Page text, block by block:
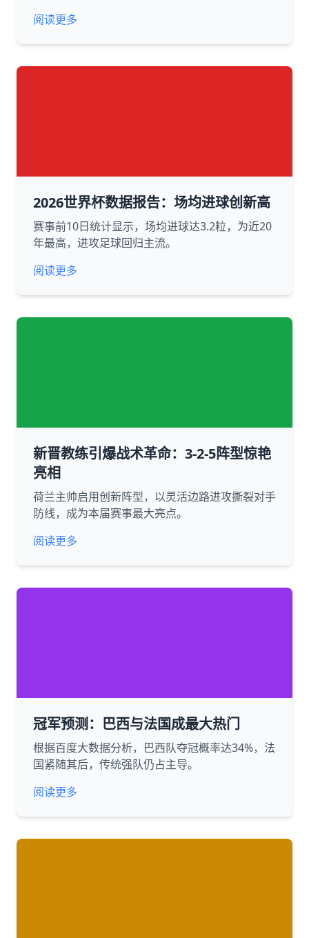
阅读更多
2026世界杯数据报告：场均进球创新高
赛事前10日统计显示，场均进球达3.2粒，为近20
年最高，进攻足球回归主流。
阅读更多
新晋教练引爆战术革命：3-2-5阵型惊艳
亮相
荷兰主帅启用创新阵型，以灵活边路进攻撕裂对手
防线，成为本届赛事最大亮点。
阅读更多
冠军预测：巴西与法国成最大热门
根据百度大数据分析，巴西队夺冠概率达34%，法
国紧随其后，传统强队仍占主导。
阅读更多